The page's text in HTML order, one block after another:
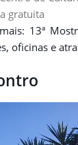
gratuita
13ª
oficinas e